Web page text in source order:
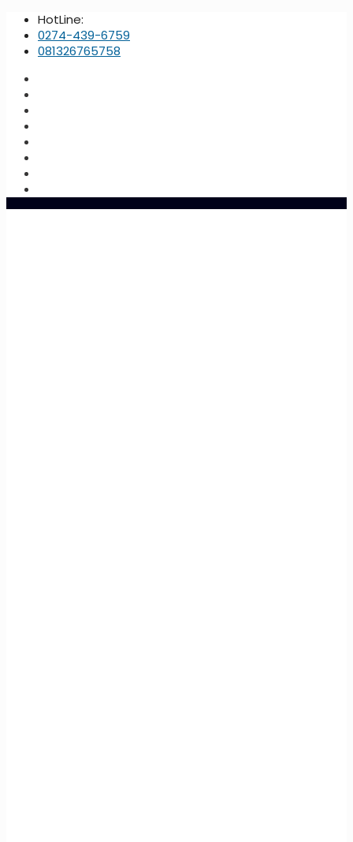
HotLine:
0274-439-6759
081326765758